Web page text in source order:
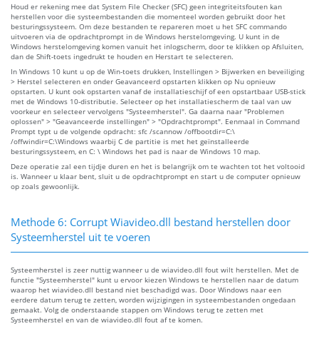
Houd er rekening mee dat System File Checker (SFC) geen integriteitsfouten kan
herstellen voor die systeembestanden die momenteel worden gebruikt door het
besturingssysteem. Om deze bestanden te repareren moet u het SFC commando
uitvoeren via de opdrachtprompt in de Windows herstelomgeving. U kunt in de
Windows herstelomgeving komen vanuit het inlogscherm, door te klikken op Afsluiten,
dan de Shift-toets ingedrukt te houden en Herstart te selecteren.
In Windows 10 kunt u op de Win-toets drukken, Instellingen > Bijwerken en beveiliging
> Herstel selecteren en onder Geavanceerd opstarten klikken op Nu opnieuw
opstarten. U kunt ook opstarten vanaf de installatieschijf of een opstartbaar USB-stick
met de Windows 10-distributie. Selecteer op het installatiescherm de taal van uw
voorkeur en selecteer vervolgens "Systeemherstel". Ga daarna naar "Problemen
oplossen" > "Geavanceerde instellingen" > "Opdrachtprompt". Eenmaal in Command
Prompt typt u de volgende opdracht: sfc /scannow /offbootdir=C:\
/offwindir=C:\Windows waarbij C de partitie is met het geïnstalleerde
besturingssysteem, en C: \ Windows het pad is naar de Windows 10 map.
Deze operatie zal een tijdje duren en het is belangrijk om te wachten tot het voltooid
is. Wanneer u klaar bent, sluit u de opdrachtprompt en start u de computer opnieuw
op zoals gewoonlijk.
Methode 6: Corrupt Wiavideo.dll bestand herstellen door
Systeemherstel uit te voeren
Systeemherstel is zeer nuttig wanneer u de wiavideo.dll fout wilt herstellen. Met de
functie "Systeemherstel" kunt u ervoor kiezen Windows te herstellen naar de datum
waarop het wiavideo.dll bestand niet beschadigd was. Door Windows naar een
eerdere datum terug te zetten, worden wijzigingen in systeembestanden ongedaan
gemaakt. Volg de onderstaande stappen om Windows terug te zetten met
Systeemherstel en van de wiavideo.dll fout af te komen.